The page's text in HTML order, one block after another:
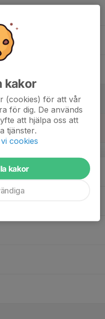
kakor
(cookies) för att vår
för dig. De används
att hjälpa oss att
tjänster.
cookies
kakor